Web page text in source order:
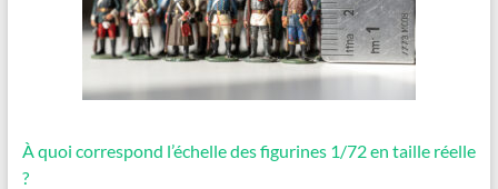
À quoi correspond l’échelle des figurines 1/72 en taille réelle
?